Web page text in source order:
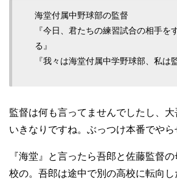
海堂付属中野球部の監督
『今日、君たちの練習試合の相手を
る』
『我々は海堂付属中学野球部、私は
監督は何も言ってませんでしたし、
いきなりですね。ぶっつけ本番でやら
『海堂』と言ったら吾郎と佐藤監督
校の。吾郎は途中で別の高校に転向